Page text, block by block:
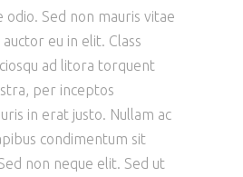
odio. Sed non mauris vitae
eu in elit. Class
ad litora torquent
per inceptos
in erat justo. Nullam ac
condimentum sit
non neque elit. Sed ut